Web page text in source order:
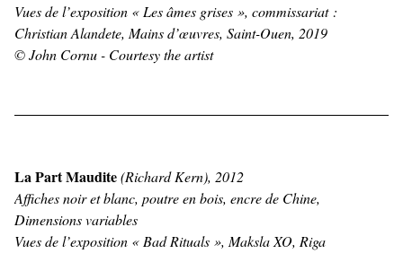
Vues de l’exposition « Les âmes grises », commissariat :
Christian Alandete, Mains d’œuvres, Saint-Ouen, 2019
© John Cornu - Courtesy the artist
La Part Maudite(Richard Kern), 2012
Affiches noir et blanc, poutre en bois, encre de Chine,
Dimensions variables
Vues de l’exposition « Bad Rituals », Maksla XO, Riga